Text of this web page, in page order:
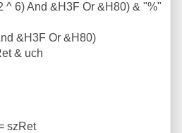
&H3F Or &H80) & "%"
Or &H80)
uch
szRet